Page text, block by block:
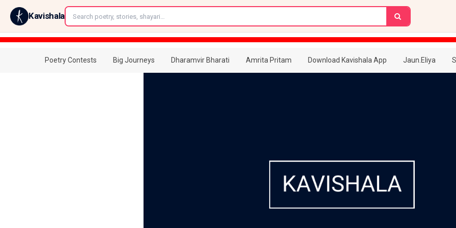
Kavishala
Poetry Contests Big Journeys Dharamvir Bharati Amrita Pritam Download Kavishala App Jaun.Eliya